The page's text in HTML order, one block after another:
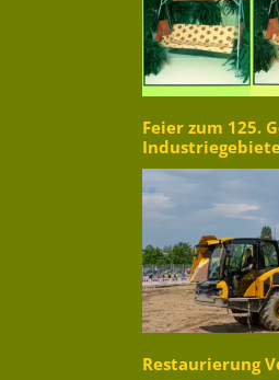
Feier zum 125.
Restaurierung